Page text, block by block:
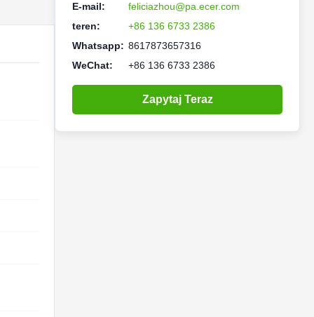
E-mail:
feliciazhou@pa.ecer.com
teren:
+86 136 6733 2386
Whatsapp: 8617873657316
WeChat:
+86 136 6733 2386
Zapytaj Teraz